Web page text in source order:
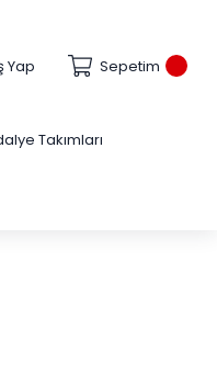
Yap Sepetim
Takımları